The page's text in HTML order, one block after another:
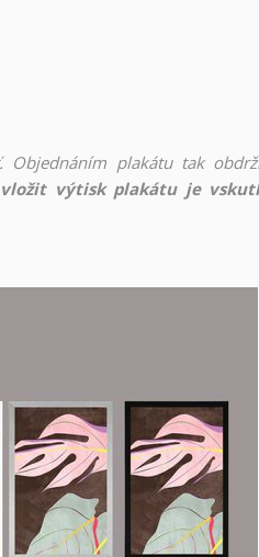
Objednáním plakátu tak
výtisk plakátu je